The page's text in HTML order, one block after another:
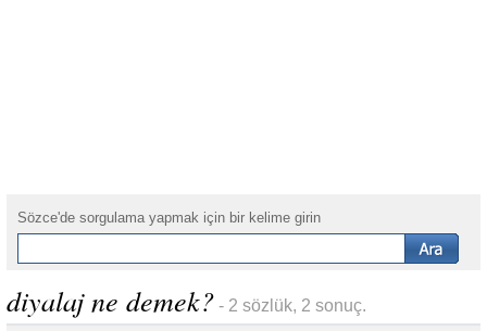
Sözce'de sorgulama yapmak için bir kelime girin
diyalaj ne demek? - 2 sözlük, 2 sonuç.